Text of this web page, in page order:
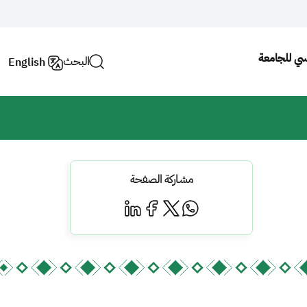
للجامعة البحث English
مشاركة الصفحة